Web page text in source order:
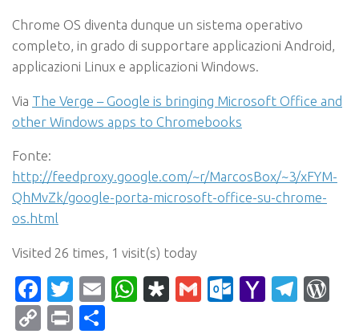
Chrome OS diventa dunque un sistema operativo
completo, in grado di supportare applicazioni Android,
applicazioni Linux e applicazioni Windows.
Via The Verge – Google is bringing Microsoft Office and
other Windows apps to Chromebooks
Fonte:
http://feedproxy.google.com/~r/MarcosBox/~3/xFYM-
QhMvZk/google-porta-microsoft-office-su-chrome-
os.html
Visited 26 times, 1 visit(s) today
Facebook
Twitter
EmailWhatsApp
Diaspora
Gmail Yahoo
CopyPrint